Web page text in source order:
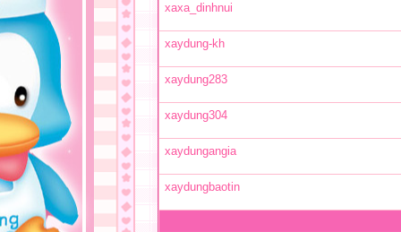
xaxa_dinhnui
xaydung-kh
xaydung283
xaydung304
xaydungangia
xaydungbaotin